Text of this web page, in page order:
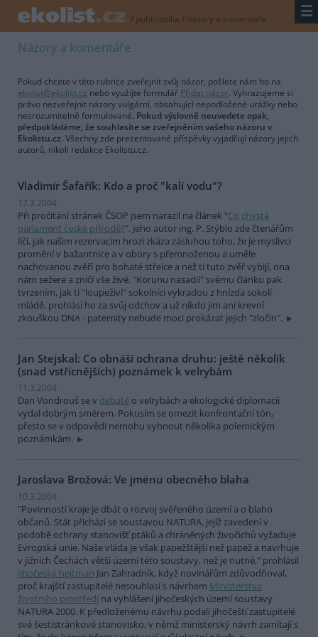
/ publicistika / názory a komentáře ☰
Názory a komentáře
Pokud chcete v této rubrice zveřejnit svůj názor, pošlete nám ho na
ekolist@ekolist.cz nebo využijte formulář Přidat názor. Vyhrazujeme si
právo nezveřejnit názory vulgární, obsahující nepodložené urážky nebo
nesrozumitelně formulované. Pokud výslovně neuvedete opak,
předpokládáme, že souhlasíte se zveřejněním vašeho názoru v
Ekolistu.cz. Všechny zde prezentované příspěvky vyjadřují názory jejich
autorů, nikoli redakce Ekolistu.cz.
Vladimír Šafařík: Kdo a proč "kalí vodu"?
17.3.2004
Při pročítání stránek ČSOP jsem narazil na článek "Co chystá
parlament české přírodě?". Jeho autor ing. P. Stýblo zde čtenářům
líčí, jak našim rezervacím hrozí zkáza zásluhou toho, že je myslivci
promění v bažantnice a v obory s přemnoženou a uměle
nachovanou zvěří pro bohaté střelce a než ti tuto zvěř vybijí, ona
nám sežere a zničí vše živé. "Korunu nasadil" svému článku pak
tvrzením, jak ti "loupeživí" sokolníci vykradou z hnízda sokolí
mládě, prohlásí ho za svůj odchov a už nikdo jim ani krevní
zkouškou DNA - paternity nebude moci prokázat jejich "zločin".
Jan Stejskal: Co obnáší ochrana druhu: ještě několik
(snad vstřícnějších) poznámek k velrybám
11.3.2004
Dan Vondrouš se v debatě o velrybách a ekologické diplomacii
vydal dobrým směrem. Pokusím se omezit konfrontační tón,
přesto se v odpovědi nemohu vyhnout několika polemickým
poznámkám.
Jaroslava Brožová: Ve jménu obecného blaha
10.3.2004
"Povinností kraje je dbát o rozvoj svěřeného území a o blaho
občanů. Stát přichází se soustavou NATURA, jejíž zavedení v
podobě ochrany stanovišť ptáků a chráněných živočichů vyžaduje
Evropská unie. Naše vláda je však papežštější než papež a navrhuje
v jižních Čechách větší území této soustavy, než je nutné," prohlásil
jihočeský hejtman Jan Zahradník, když novinářům zdůvodňoval,
proč krajští zastupitelé nesouhlasí s návrhem Ministerstva
životního prostředí na vyhlášení jihočeských území soustavy
NATURA 2000. K předloženému návrhu podali jihočeští zastupitelé
své šestistránkové stanovisko, v němž ministerský návrh zamítají s